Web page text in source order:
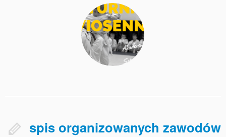
spis organizowanych zawodów